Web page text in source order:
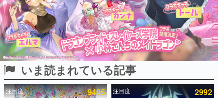
ピックアップ
いま読まれている記事
注目度 9405 注目度 2992